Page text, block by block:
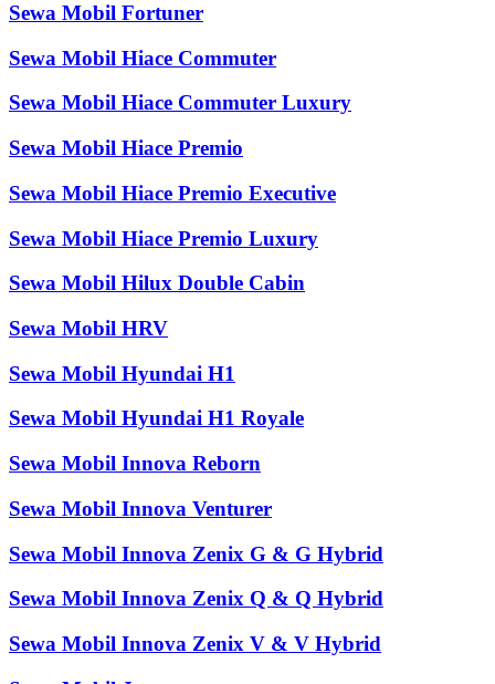
Sewa Mobil Fortuner
Sewa Mobil Hiace Commuter
Sewa Mobil Hiace Commuter Luxury
Sewa Mobil Hiace Premio
Sewa Mobil Hiace Premio Executive
Sewa Mobil Hiace Premio Luxury
Sewa Mobil Hilux Double Cabin
Sewa Mobil HRV
Sewa Mobil Hyundai H1
Sewa Mobil Hyundai H1 Royale
Sewa Mobil Innova Reborn
Sewa Mobil Innova Venturer
Sewa Mobil Innova Zenix G & G Hybrid
Sewa Mobil Innova Zenix Q & Q Hybrid
Sewa Mobil Innova Zenix V & V Hybrid